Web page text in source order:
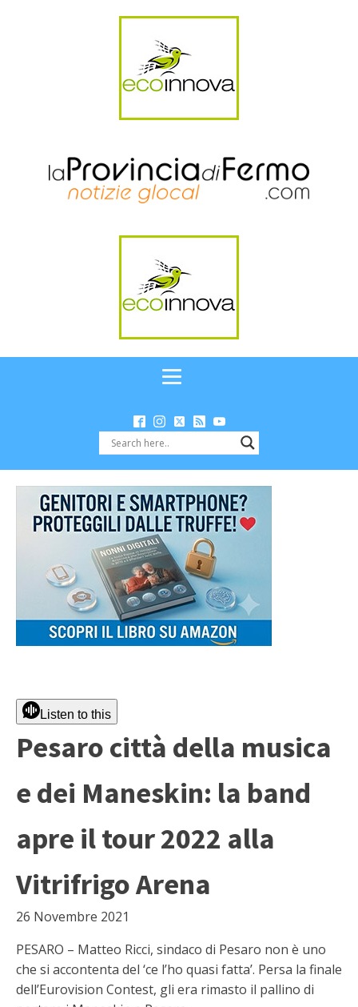
Listen to this
Pesaro città della musica
e dei Maneskin: la band
apre il tour 2022 alla
Vitrifrigo Arena
26 Novembre 2021
PESARO – Matteo Ricci, sindaco di Pesaro non è uno
che si accontenta del ‘ce l’ho quasi fatta’. Persa la finale
dell’Eurovision Contest, gli era rimasto il pallino di